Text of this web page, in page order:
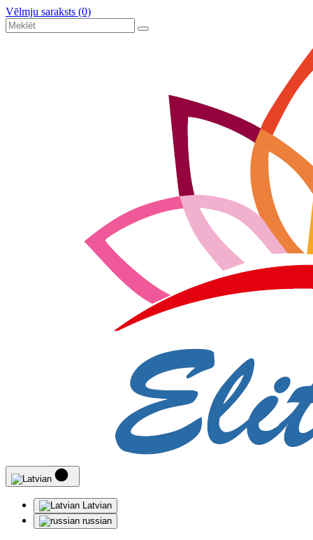
Vēlmju saraksts (0)
Latvian
russian